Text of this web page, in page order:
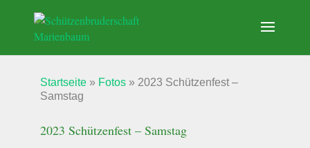
Startseite » Fotos » 2023 Schützenfest –
Samstag
2023 Schützenfest – Samstag